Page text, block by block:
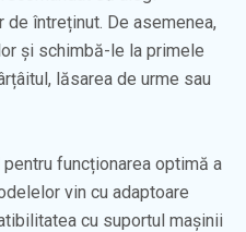
întreținut. De asemenea,
și schimbă-le la primele
lăsarea de urme sau
funcționarea optimă a
vin cu adaptoare
cu suportul mașinii